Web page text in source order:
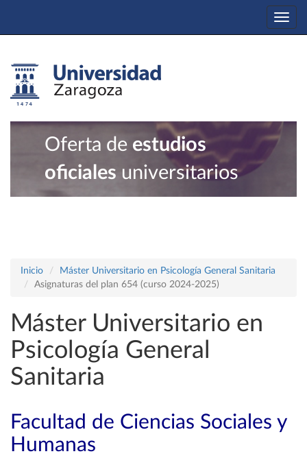
Oferta de estudios
oficiales universitarios
Inicio
Máster Universitario en Psicología General Sanitaria
Asignaturas del plan 654 (curso 2024-2025)
Máster Universitario en
Psicología General
Sanitaria
Facultad de Ciencias Sociales y
Humanas